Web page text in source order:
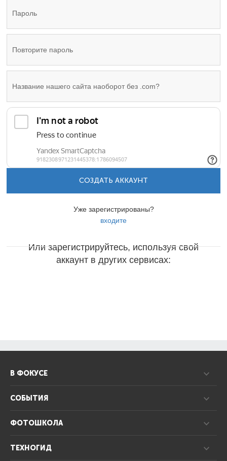
СОЗДАТЬ АККАУНТ
Уже зарегистрированы?
входите
Или зарегистрируйтесь, используя свой
аккаунт в других сервисах:
В ФОКУСЕ
СОБЫТИЯ
ФОТОШКОЛА
ТЕХНОГИД